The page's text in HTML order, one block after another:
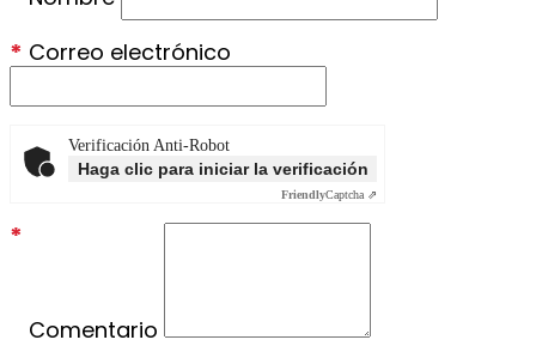
Correo electrónico
*
Verificación Anti-Robot
Haga clic para iniciar la verificación
FriendlyCaptcha ⇗
Comentario
*